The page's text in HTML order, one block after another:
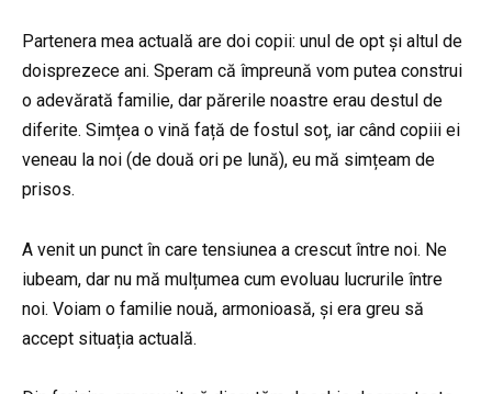
Partenera mea actuală are doi copii: unul de opt și altul de
doisprezece ani. Speram că împreună vom putea construi
o adevărată familie, dar părerile noastre erau destul de
diferite. Simțea o vină față de fostul soț, iar când copiii ei
veneau la noi (de două ori pe lună), eu mă simțeam de
prisos.
A venit un punct în care tensiunea a crescut între noi. Ne
iubeam, dar nu mă mulțumea cum evoluau lucrurile între
noi. Voiam o familie nouă, armonioasă, și era greu să
accept situația actuală.